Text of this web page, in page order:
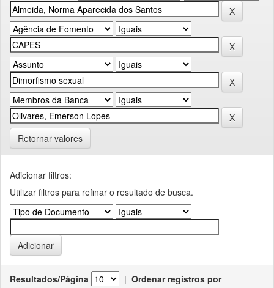
Retornar valores
Adicionar filtros:
Utilizar filtros para refinar o resultado de busca.
Resultados/Página | Ordenar registros por